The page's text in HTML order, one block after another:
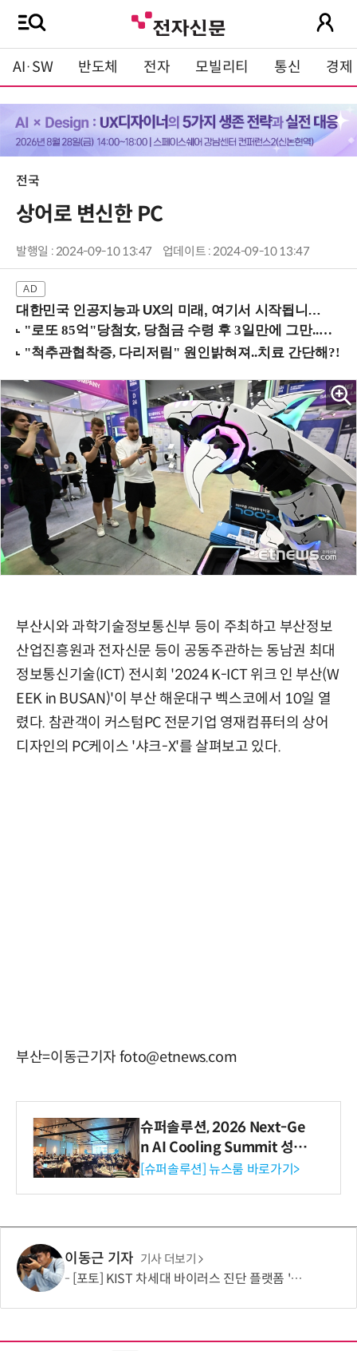
AI·SW 반도체 전자 모빌리티 통신 경제
전국
상어로 변신한 PC
발행일 : 2024-09-10 13:47 업데이트 : 2024-09-10 13:47
대한민국 인공지능과 UX의 미래, 여기서 시작됩니다! (9/2 강남역)
부산시와 과학기술정보통신부 등이 주최하고 부산정보
산업진흥원과 전자신문 등이 공동주관하는 동남권 최대
정보통신기술(ICT) 전시회 '2024 K-ICT 위크 인 부산(W
EEK in BUSAN)'이 부산 해운대구 벡스코에서 10일 열
렸다. 참관객이 커스텀PC 전문기업 영재컴퓨터의 상어
디자인의 PC케이스 '샤크-X'를 살펴보고 있다.
부산=이동근기자 foto@etnews.com
슈퍼솔루션, 2026 Next-Ge
n AI Cooling Summit 성황
리 성료
[슈퍼솔루션] 뉴스룸 바로가기>
이동근 기자 기사 더보기
[포토] KIST 차세대 바이러스 진단 플랫폼 '퓨전 어세이' 개발